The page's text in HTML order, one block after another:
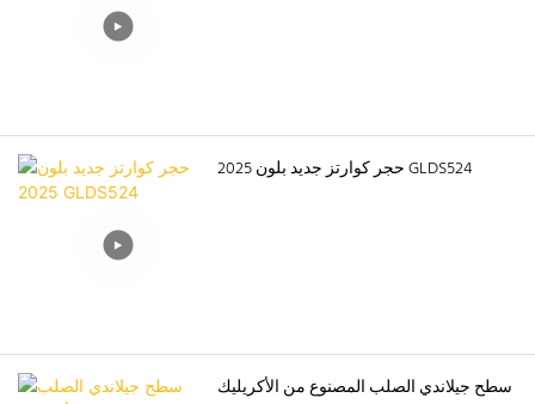
للراتنجات الاصطناعية؛ وي يان،
صناعة الخزائن في قوانغدونغ؛ تشو
كيجيان، كبير مهندسي مجموعة نيو
يقارب 200 من كبار التجار وممثلي
حجر كوارتز جديد بلون 2025 GLDS524
سطح جيلاندي الصلب المصنوع من الأكريليك